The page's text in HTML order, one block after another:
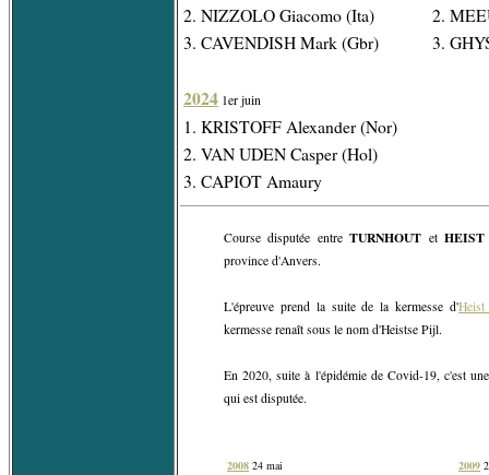
2. NIZZOLO Giacomo (Ita)
3. CAVENDISH Mark (Gbr)
2024 1er juin
1. KRISTOFF Alexander (Nor)
2. VAN UDEN Casper (Hol)
3. CAPIOT Amaury
2.
3.
Course disputée entreTURNHOUT etHEIST
province d'Anvers.
L'épreuve prend la suite de la kermesse d'
kermesse renaît sous le nom d'Heistse Pijl.
En 2020, suite à l'épidémie de Covid-19, c'est
qui est disputée.
2008 24 mai
2009